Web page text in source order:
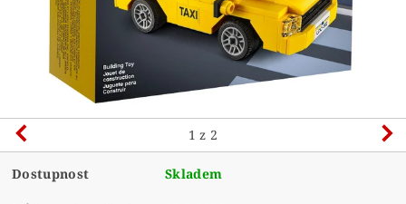
1 z 2
Dostupnost Skladem